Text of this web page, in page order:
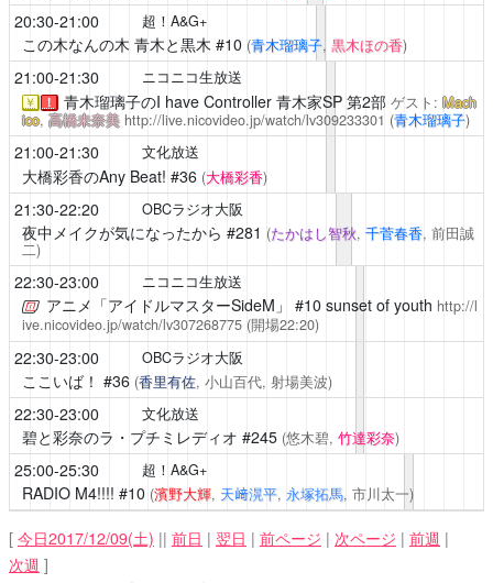
20:30-21:00 超！A&G+
この木なんの木 青木と黒木 #10 (青木瑠璃子, 黒木ほの香)
21:00-21:30 ニコニコ生放送
￥ ！ 青木瑠璃子のI have Controller青木家SP 第2部 ゲスト: Mach
ico,高橋未奈美 http://live.nicovideo.jp/watch/lv309233301 (青木瑠璃子)
21:00-21:30 文化放送
大橋彩香のAny Beat! #36 (大橋彩香)
21:30-22:20 OBCラジオ大阪
夜中メイクが気になったから #281 (たかはし智秋, 千菅春香, 前田誠
二)
22:30-23:00 ニコニコ生放送
アニメ「アイドルマスターSideM」 #10 sunset of youth http://l
ive.nicovideo.jp/watch/lv307268775(開場22:20)
22:30-23:00 OBCラジオ大阪
ここいば！ #36 (香里有佐, 小山百代, 射場美波)
22:30-23:00 文化放送
碧と彩奈のラ・プチミレディオ #245 (悠木碧, 竹達彩奈)
25:00-25:30 超！A&G+
RADIO M4!!!! #10 (濱野大輝, 天﨑滉平, 永塚拓馬, 市川太一)
[ 今日2017/12/09(土) || 前日 | 翌日 | 前ページ | 次ページ | 前週 |
次週 ]